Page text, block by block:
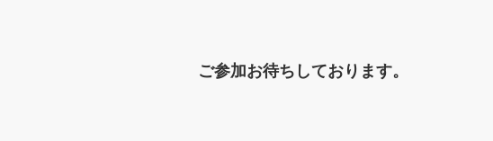
ご参加お待ちしております。